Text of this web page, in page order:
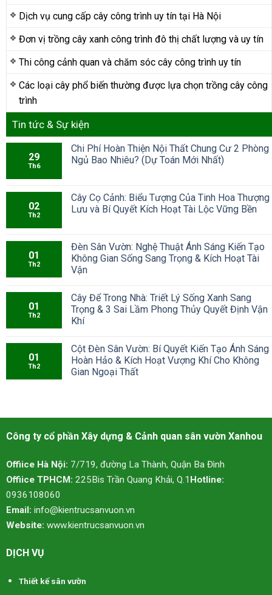
Dịch vụ cung cấp cây công trình uy tín tại Hà Nội
Đơn vị trồng cây xanh công trình đô thị chất lượng và uy tín
Thi công cảnh quan và chăm sóc cây công trình uy tín
Các loại cây phổ biến thường được lựa chọn trồng cây công
trình
Tin tức & Sự kiện
29
Th6
Chi Phí Hoàn Thiện Nội Thất Chung Cư 2 Phòng
Ngủ Bao Nhiêu? (Dự Toán Mới Nhất)
02
Th2
Cây Cọ Cảnh: Biểu Tượng Của Tinh Hoa Thượng
Lưu và Bí Quyết Kích Hoạt Tài Lộc Vững Bền
01
Th2
Đèn Sân Vườn: Nghệ Thuật Ánh Sáng Kiến Tạo
Không Gian Sống Sang Trọng & Kích Hoạt Tài
Vận
01
Th2
Cây Để Trong Nhà: Triết Lý Sống Xanh Sang
Trọng & 3 Sai Lầm Phong Thủy Quyết Định Vận
Khí
01
Th2
Cột Đèn Sân Vườn: Bí Quyết Kiến Tạo Ánh Sáng
Hoàn Hảo & Kích Hoạt Vượng Khí Cho Không
Gian Ngoại Thất
Công ty cổ phần Xây dựng & Cảnh quan sân vườn Xanhou
Offiice Hà Nội: 7/719, đường La Thành, Quận Ba Đình
Offiice TPHCM: 225Bis Trần Quang Khải, Q.1 Hotline:
0936108060
Email: info@kientrucsanvuon.vn
Website: www.kientrucsanvuon.vn
DỊCH VỤ
Thiết kế sân vườn